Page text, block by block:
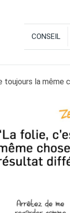
CONSEIL
toujours la